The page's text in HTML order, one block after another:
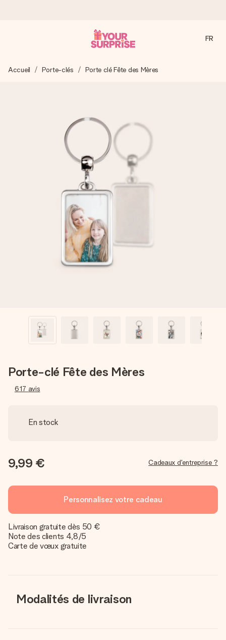
Nous préparons votre cadeau avec attention et l’envoyons
4,9 (sur la base de +15 000 avis)
Nos cadeaux sont appréciés. Les clients nous attribuent
une note de 4,9 sur Google Reviews (total de tous les
pays où nous sommes présents).
Carte de vœux gratuite
Créez quelque chose d’unique en quelques étapes – avec
son prénom, votre photo ou un message qui touche le cœur.
Sans complications, juste tout l’amour pour le moment idéal.
FR
Accueil Porte-clés Porte clé Fête des Mères
Porte-clé Fête des Mères
617 avis
En stock
9,99 € Cadeaux d'entreprise ?
Personnalisez votre cadeau
Livraison gratuite dès 50 €
Note des clients 4,8/5
Carte de vœux gratuite
Modalités de livraison